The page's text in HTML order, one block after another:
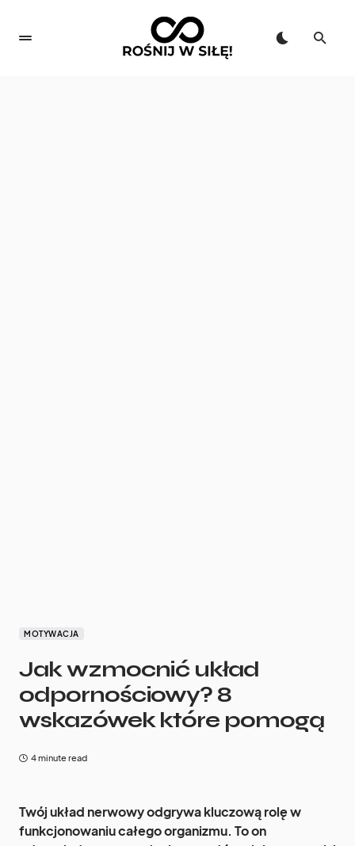
MOTYWACJA
Jak wzmocnić układ
odpornościowy? 8
wskazówek które pomogą
4 minute read
Twój układ nerwowy odgrywa kluczową rolę w
funkcjonowaniu całego organizmu. To on